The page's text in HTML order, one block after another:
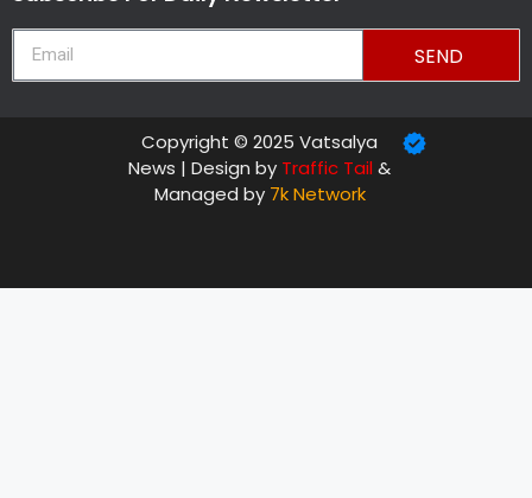
SEND
Copyright © 2025 Vatsalya
News | Design by Traffic Tail&
Managed by 7k Network